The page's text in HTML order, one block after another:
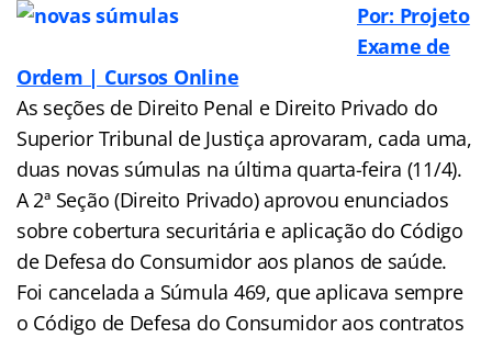
Por: Projeto
Exame de
Ordem | Cursos Online
As seções de Direito Penal e Direito Privado do
Superior Tribunal de Justiça aprovaram, cada uma,
duas novas súmulas na última quarta-feira (11/4).
A 2ª Seção (Direito Privado) aprovou enunciados
sobre cobertura securitária e aplicação do Código
de Defesa do Consumidor aos planos de saúde.
Foi cancelada a Súmula 469, que aplicava sempre
o Código de Defesa do Consumidor aos contratos